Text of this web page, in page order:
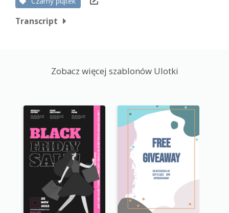
Transcript
Zobacz więcej szablonów Ulotki